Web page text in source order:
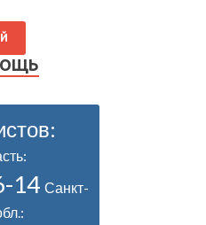
14 Санкт-